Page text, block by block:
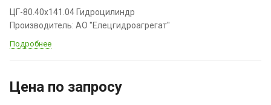
ЦГ-80.40х141.04 Гидроцилиндр
Производитель: АО "Елецгидроагрегат"
Подробнее
Цена по запросу